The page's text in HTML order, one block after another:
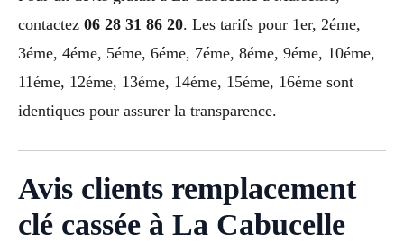
contactez 06 28 31 86 20. Les tarifs pour 1er, 2éme,
3éme, 4éme, 5éme, 6éme, 7éme, 8éme, 9éme, 10éme,
11éme, 12éme, 13éme, 14éme, 15éme, 16éme sont
identiques pour assurer la transparence.
Avis clients remplacement
clé cassée à La Cabucelle